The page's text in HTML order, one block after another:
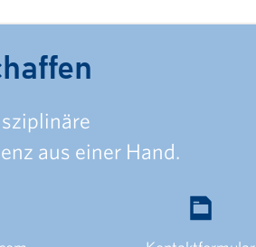
aus einer Hand.